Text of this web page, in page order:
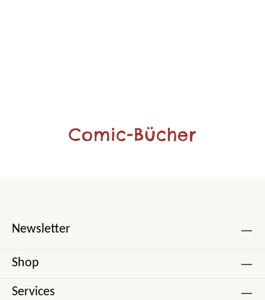
Comic-Bücher
Newsletter
Shop
Services